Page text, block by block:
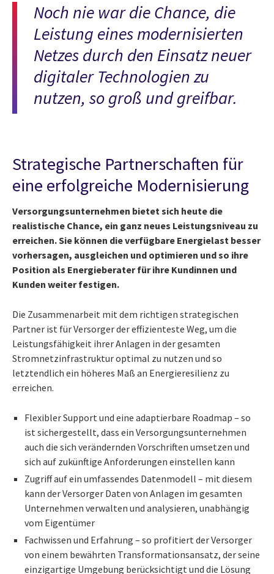
Noch nie war die Chance, die
Leistung eines modernisierten
Netzes durch den Einsatz neuer
digitaler Technologien zu
nutzen, so groß und greifbar.
Strategische Partnerschaften für
eine erfolgreiche Modernisierung
Versorgungsunternehmen bietet sich heute die
realistische Chance, ein ganz neues Leistungsniveau zu
erreichen. Sie können die verfügbare Energielast besser
vorhersagen, ausgleichen und optimieren und so ihre
Position als Energieberater für ihre Kundinnen und
Kunden weiter festigen.
Die Zusammenarbeit mit dem richtigen strategischen
Partner ist für Versorger der effizienteste Weg, um die
Leistungsfähigkeit ihrer Anlagen in der gesamten
Stromnetzinfrastruktur optimal zu nutzen und so
letztendlich ein höheres Maß an Energieresilienz zu
erreichen.
Flexibler Support und eine adaptierbare Roadmap – so
ist sichergestellt, dass ein Versorgungsunternehmen
auch die sich verändernden Vorschriften umsetzen und
sich auf zukünftige Anforderungen einstellen kann
Zugriff auf ein umfassendes Datenmodell – mit diesem
kann der Versorger Daten von Anlagen im gesamten
Unternehmen verwalten und analysieren, unabhängig
vom Eigentümer
Fachwissen und Erfahrung – so profitiert der Versorger
von einem bewährten Transformationsansatz, der seine
einzigartige Umgebung berücksichtigt und die Lösung